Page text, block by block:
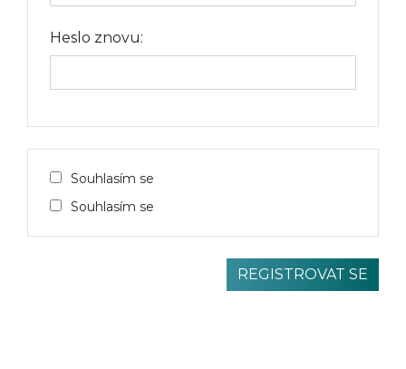
Heslo znovu:
Souhlasím se
Souhlasím se